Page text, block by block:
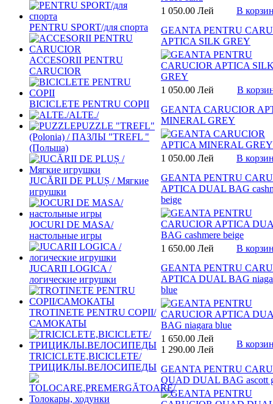
1 050.00 Лей
В
GEANTA PENTRU
APTICA SILK GREY
1 050.00 Лей
В
GEANTA CARUCIOR
MINERAL GREY
1 050.00 Лей
В
GEANTA PENTRU
APTICA DUAL BAG
beige
1 650.00 Лей
В
GEANTA PENTRU
APTICA DUAL BAG
blue
1 650.00 Лей
1 290.00 Лей
В
GEANTA PENTRU
QUAD DUAL BAG ascott
PENTRU SPORT/для спорта
ACCESORII PENTRU
CARUCIOR
BICICLETE PENTRU COPII
ALTE./
PUZZLE "TREFL"
(Polonia) / ПАЗЛЫ "TREFL "
(Польша)
JUCĂRII DE PLUȘ / Мягкие
игрушки
JOCURI DE MASA/
настольные игры
JUCARII LOGICA /
логические игрушки
TROTINETE PENTRU COPII/
САМОКАТЫ
TRICICLETE,BICICLETE/
ТРИЦИКЛЫ.ВЕЛОСИПЕДЫ